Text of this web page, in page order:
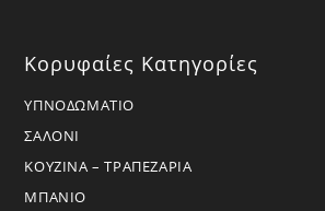
Κορυφαίες Κατηγορίες
ΥΠΝΟΔΩΜΑΤΙΟ
ΣΑΛΟΝΙ
ΚΟΥΖΙΝΑ – ΤΡΑΠΕΖΑΡΙΑ
ΜΠΑΝΙΟ